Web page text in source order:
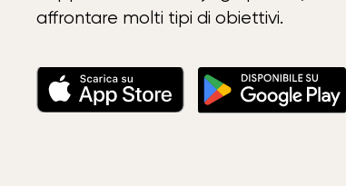
affrontare molti tipi di obiettivi.